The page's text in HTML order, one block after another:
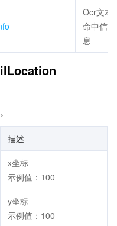
Ocr文本
命中信
息
描述
x坐标
示例值：100
y坐标
示例值：100